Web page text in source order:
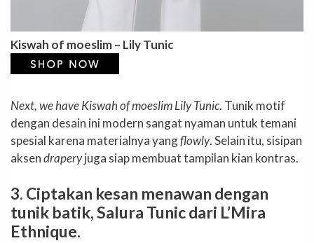
Kiswah of moeslim – Lily Tunic
Next, we have Kiswah of moeslim Lily Tunic. Tunik motif
dengan desain ini modern sangat nyaman untuk temani
spesial karena materialnya yangflowly. Selain itu, sisipan
aksendraperyjuga siap membuat tampilan kian kontras.
3. Ciptakan kesan menawan dengan
tunik batik, Salura Tunic dari L’Mira
Ethnique.